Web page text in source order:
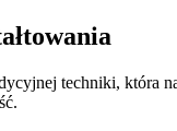
techniki, która